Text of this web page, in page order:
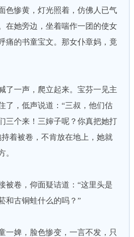
色惨黄，灯光照着，仿佛人已气
在她旁边，坐着喘作一团的使女
痛的书童宝文。那女仆章妈，竟
一声，爬立起来。宝芬一见主
了，低声说道：“三叔，他们估
三个来！三婶子呢？你真把她打
着被卷，不肯放在地上，她就
。
卷，仰面疑诘道：“这里头是
和古铜蛙什么的吗？”
婢，脸色惨变，一言不发，只